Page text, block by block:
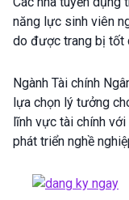
năng lực sinh viên
do được trang bị tốt
Ngành Tài chính
lựa chọn lý tưởng
lĩnh vực tài chính
phát triển nghề